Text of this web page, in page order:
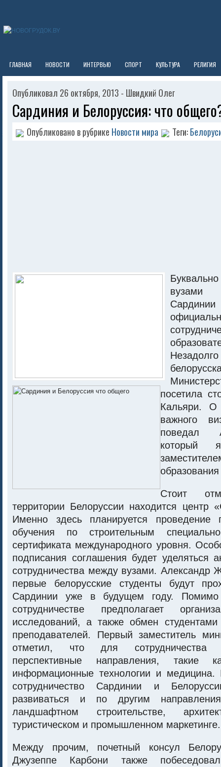
ГЛАВНАЯ НОВОСТИ ИНТЕРВЬЮ СПОРТ КУЛЬТУРА РЕЛИГИЯ
Опубликовал 26 октября, 2013 - Швидкий Олег
Сардиния и Белоруссия: что
Опубликовано в рубрике Новости мира Теги:
вузами
посетила
Кальяри. О
важного
поведал
который
Стоит
территории Белоруссии находится центр
Именно здесь планируется проведение
обучения по строительным
сертификата международного уровня.
подписания соглашения будет уделяться
сотрудничества между вузами. Александр
первые белорусские студенты будут
Сардинии уже в будущем году. Помимо
сотрудничестве предполагает
исследований, а также обмен
преподавателей. Первый заместитель
отметил, что для
перспективные направления, такие
информационные технологии и медицина.
сотрудничество Сардинии и
развиваться и по другим
ландшафтном строительстве,
туристическом и промышленном маркетинге.
Между прочим, почетный консул
Джузеппе Карбони также